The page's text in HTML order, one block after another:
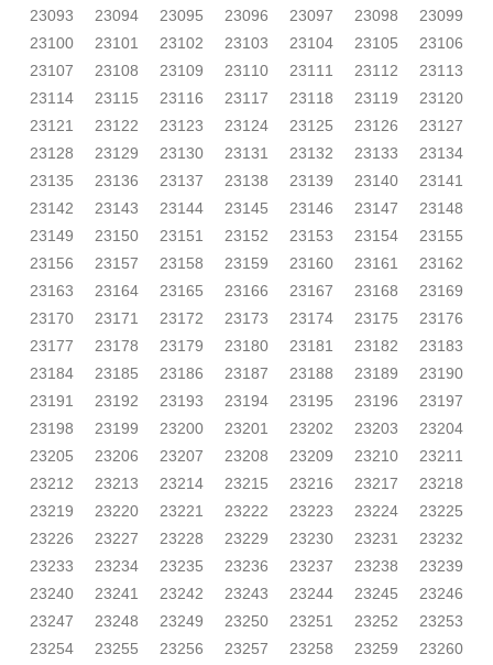
23093
23094 23095 23096 23097 23098
23099
23100
23101 23102 23103 23104 23105
23106
23107
23108 23109 23110 23111 23112
23113
23114
23115 23116 23117 23118 23119
23120
23121
23122 23123 23124 23125 23126
23127
23128
23129 23130 23131 23132 23133
23134
23135
23136 23137 23138 23139 23140
23141
23142
23143 23144 23145 23146 23147
23148
23149
23150 23151 23152 23153 23154
23155
23156
23157 23158 23159 23160 23161
23162
23163
23164 23165 23166 23167 23168
23169
23170
23171 23172 23173 23174 23175
23176
23177
23178 23179 23180 23181 23182
23183
23184
23185 23186 23187 23188 23189
23190
23191
23192 23193 23194 23195 23196
23197
23198
23199 23200 23201 23202 23203
23204
23205
23206 23207 23208 23209 23210
23211
23212
23213 23214 23215 23216 23217
23218
23219
23220 23221 23222 23223 23224
23225
23226
23227 23228 23229 23230 23231
23232
23233
23234 23235 23236 23237 23238
23239
23240
23241 23242 23243 23244 23245
23246
23247
23248 23249 23250 23251 23252
23253
23254
23255 23256 23257 23258 23259
23260